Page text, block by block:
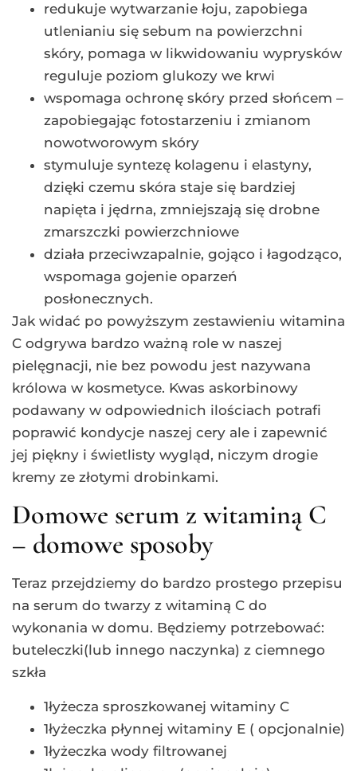
redukuje wytwarzanie łoju, zapobiega
utlenianiu się sebum na powierzchni
skóry, pomaga w likwidowaniu wyprysków
reguluje poziom glukozy we krwi
wspomaga ochronę skóry przed słońcem –
zapobiegając fotostarzeniu i zmianom
nowotworowym skóry
stymuluje syntezę kolagenu i elastyny,
dzięki czemu skóra staje się bardziej
napięta i jędrna, zmniejszają się drobne
zmarszczki powierzchniowe
działa przeciwzapalnie, gojąco i łagodząco,
wspomaga gojenie oparzeń
posłonecznych.
Jak widać po powyższym zestawieniu witamina
C odgrywa bardzo ważną role w naszej
pielęgnacji, nie bez powodu jest nazywana
królowa w kosmetyce. Kwas askorbinowy
podawany w odpowiednich ilościach potrafi
poprawić kondycje naszej cery ale i zapewnić
jej piękny i świetlisty wygląd, niczym drogie
kremy ze złotymi drobinkami.
Domowe serum z witaminą C
– domowe sposoby
Teraz przejdziemy do bardzo prostego przepisu
na serum do twarzy z witaminą C do
wykonania w domu. Będziemy potrzebować:
buteleczki(lub innego naczynka) z ciemnego
szkła
1łyżecza sproszkowanej witaminy C
1łyżeczka płynnej witaminy E ( opcjonalnie)
1łyżeczka wody filtrowanej